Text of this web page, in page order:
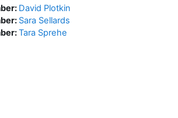
David Plotkin
Sara Sellards
Tara Sprehe